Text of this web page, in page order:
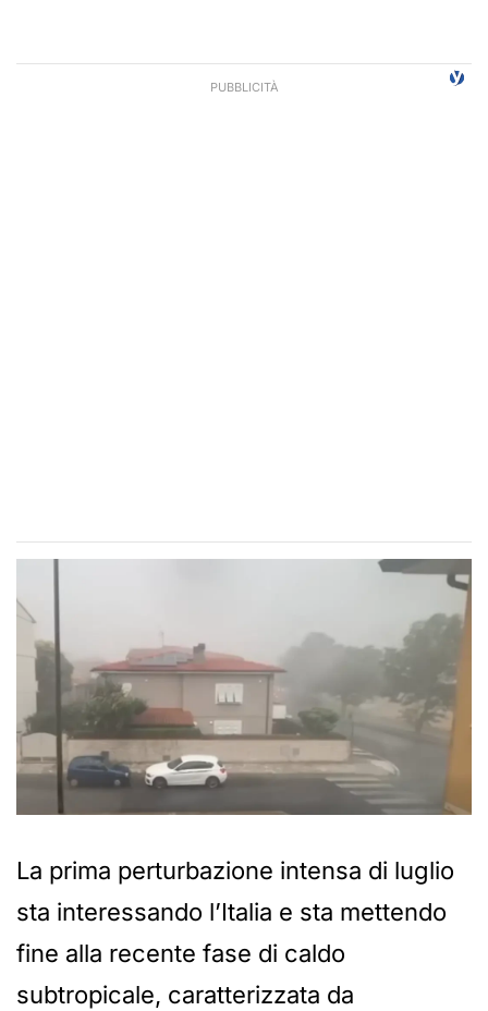
La prima perturbazione intensa di luglio
sta interessando l’Italia e sta mettendo
fine alla recente fase di caldo
subtropicale, caratterizzata da